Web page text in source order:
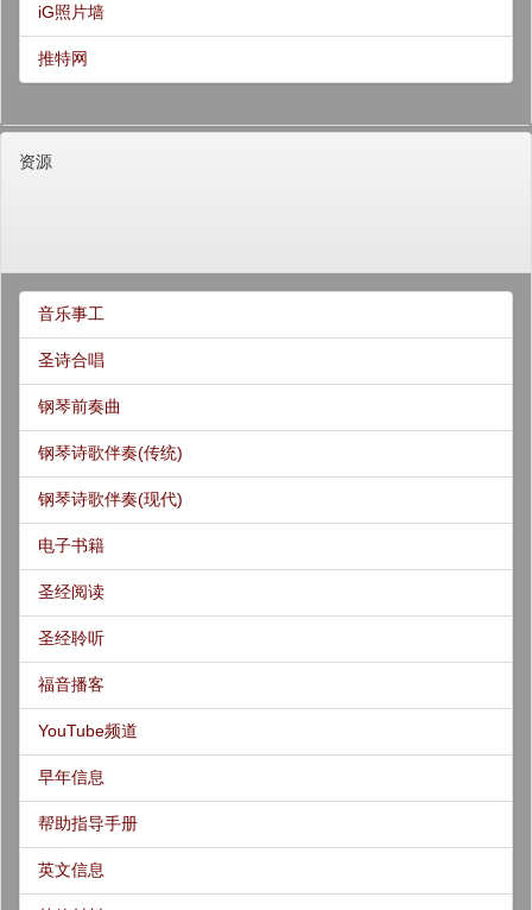
iG照片墙
推特网
资源
音乐事工
圣诗合唱
钢琴前奏曲
钢琴诗歌伴奏(传统)
钢琴诗歌伴奏(现代)
电子书籍
圣经阅读
圣经聆听
福音播客
YouTube频道
早年信息
帮助指导手册
英文信息